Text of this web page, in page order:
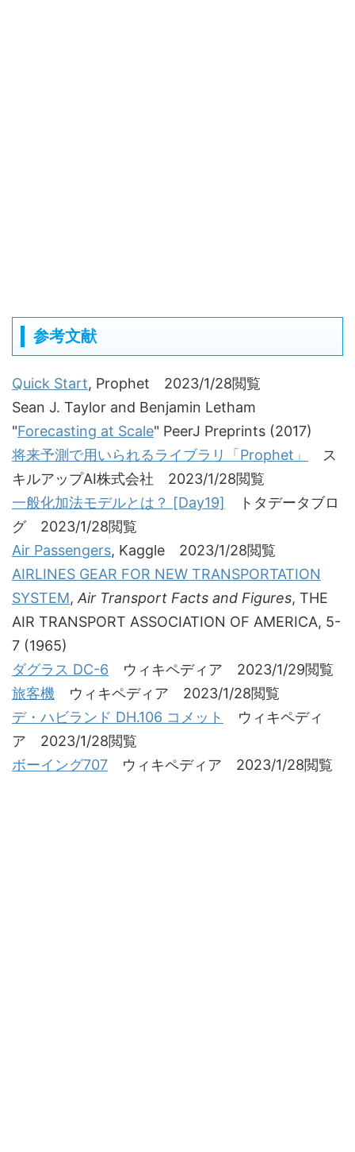
参考文献
Quick Start, Prophet 2023/1/28閲覧
Sean J. Taylor and Benjamin Letham
"Forecasting at Scale" PeerJ Preprints (2017)
将来予測で用いられるライブラリ「Prophet」
ス
キルアップAI株式会社 2023/1/28閲覧
一般化加法モデルとは？ [Day19] トタデータブロ
グ 2023/1/28閲覧
Air Passengers, Kaggle 2023/1/28閲覧
AIRLINES GEAR FOR NEW TRANSPORTATION
SYSTEM, Air Transport Facts and Figures, THE
AIR TRANSPORT ASSOCIATION OF AMERICA, 5-
7 (1965)
ダグラス DC-6 ウィキペディア 2023/1/29閲覧
旅客機 ウィキペディア 2023/1/28閲覧
デ・ハビランド DH.106 コメット
ウィキペディ
ア 2023/1/28閲覧
ボーイング707 ウィキペディア 2023/1/28閲覧